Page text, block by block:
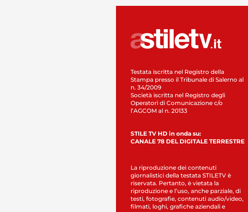
Testata iscritta nel Registro della
Stampa presso il Tribunale di Salerno al
n. 34/2009
Società iscritta nel Registro degli
Operatori di Comunicazione c/o
l’AGCOM al n. 20133
STILE TV HD in onda su:
CANALE 78 DEL DIGITALE TERRESTRE
La riproduzione dei contenuti
giornalistici della testata STILETV è
riservata. Pertanto, è vietata la
riproduzione e l’uso, anche parziale, di
testi, fotografie, contenuti audio/video,
filmati, loghi, grafiche aziendali e